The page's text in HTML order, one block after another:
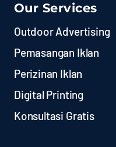
Our Services
Outdoor Advertising
Pemasangan Iklan
Perizinan Iklan
Digital Printing
Konsultasi Gratis